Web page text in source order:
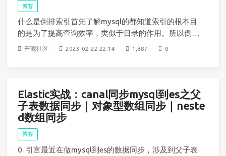
博客
什么是倒排索引首先了解mysql的都知道索引的根本目
的是为了提高查询效率，类似于目录的作用。所以倒排
索引也是这样的作用，想象一下在ES中，有一个索引in
开源社区 2023-02-22 22:14 1,887 0
Elastic实战：canal同步mysql到es之父
子表数据同步｜对象型数组同步｜neste
d数组同步
博客
0. 引言最近在做mysql到es的数据同步，涉及到父子表